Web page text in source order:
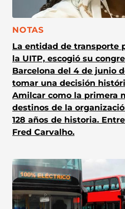
CATEGORÍA:
NOTAS
La entidad de transporte
la UITP, escogió su
Barcelona del 4 de junio
tomar una decisión
Amilcar como la primera
destinos de la
128 años de historia.
Fred Carvalho.